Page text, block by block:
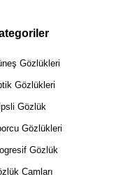
Gözlükleri
Gözlükleri
Gözlük
Gözlükleri
Gözlük
Camları